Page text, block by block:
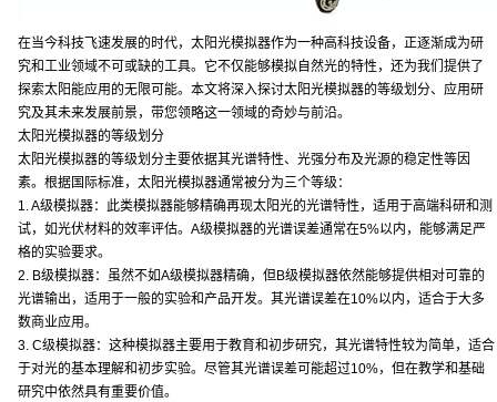
在当今科技飞速发展的时代，太阳光模拟器作为一种高科技设备，正逐渐成为研
究和工业领域不可或缺的工具。它不仅能够模拟自然光的特性，还为我们提供了
探索太阳能应用的无限可能。本文将深入探讨太阳光模拟器的等级划分、应用研
究及其未来发展前景，带您领略这一领域的奇妙与前沿。
太阳光模拟器的等级划分
太阳光模拟器的等级划分主要依据其光谱特性、光强分布及光源的稳定性等因
素。根据国际标准，太阳光模拟器通常被分为三个等级：
1. A级模拟器：此类模拟器能够精确再现太阳光的光谱特性，适用于高端科研和测
试，如光伏材料的效率评估。A级模拟器的光谱误差通常在5%以内，能够满足严
格的实验要求。
2. B级模拟器：虽然不如A级模拟器精确，但B级模拟器依然能够提供相对可靠的
光谱输出，适用于一般的实验和产品开发。其光谱误差在10%以内，适合于大多
数商业应用。
3. C级模拟器：这种模拟器主要用于教育和初步研究，其光谱特性较为简单，适合
于对光的基本理解和初步实验。尽管其光谱误差可能超过10%，但在教学和基础
研究中依然具有重要价值。